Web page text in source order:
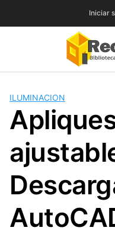
Iniciar
ILUMINACION